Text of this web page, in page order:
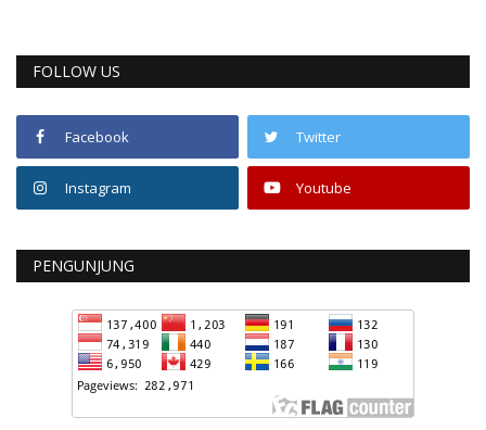
FOLLOW US
Facebook Twitter
Instagram Youtube
PENGUNJUNG